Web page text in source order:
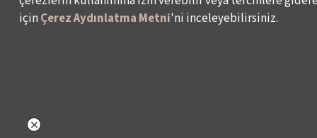
NELER YAPIYORUZ?
için Çerez Aydınlatma Metni'ni inceleyebilirsiniz.